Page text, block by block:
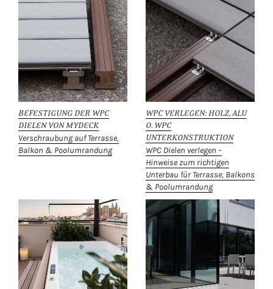
BEFESTIGUNG DER WPC
DIELEN VON MYDECK
Verschraubung auf Terrasse,
Balkon & Poolumrandung
WPC VERLEGEN: HOLZ, ALU
O. WPC
UNTERKONSTRUKTION
WPC Dielen verlegen –
Hinweise zum richtigen
Unterbau für Terrasse, Balkons
& Poolumrandung